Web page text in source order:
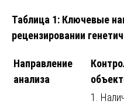
Таблица 1: Ключевые
рецензировании
Направление
анализа
1.